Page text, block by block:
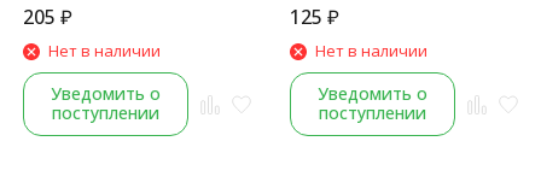
метал., 3 монтировки
205 ₽
Нет в наличии
Уведомить о
поступлении
125 ₽
Нет в наличии
Уведомить о
поступлении